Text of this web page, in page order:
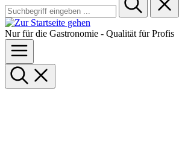
Nur für die Gastronomie - Qualität für Profis